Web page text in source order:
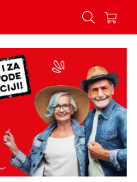
za srpanj - Vijesti -